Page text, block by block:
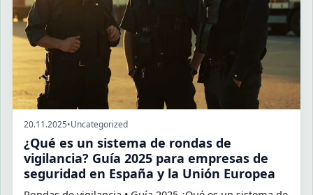
20.11.2025•Uncategorized
¿Qué es un sistema de rondas de
vigilancia? Guía 2025 para empresas de
seguridad en España y la Unión Europea